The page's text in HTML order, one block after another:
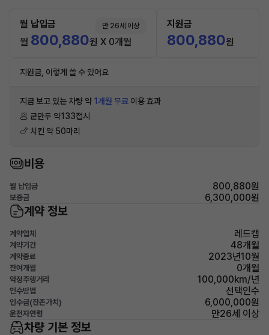
월 납입금 만 26세 이상
월 800,880원 X 0개월
지원금
800,880원
지원금, 이렇게 쓸 수 있어요
지금 보고 있는 차량 약 1개월 무료 이용 효과
🥟 군만두 약133접시
🍗 치킨 약 50마리
비용
월 납입금 800,880원
보증금 6,300,000원
계약 정보
계약업체 레드캡
계약기간 48개월
계약종료 2023년10월
잔여개월 0개월
약정주행거리 100,000km/년
인수방법 선택인수
인수금(잔존가치) 6,000,000원
운전자연령 만26세 이상
차량 기본 정보